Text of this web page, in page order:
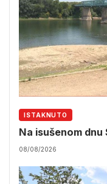
ISTAKNUTO
Na isušenom
08/08/2026